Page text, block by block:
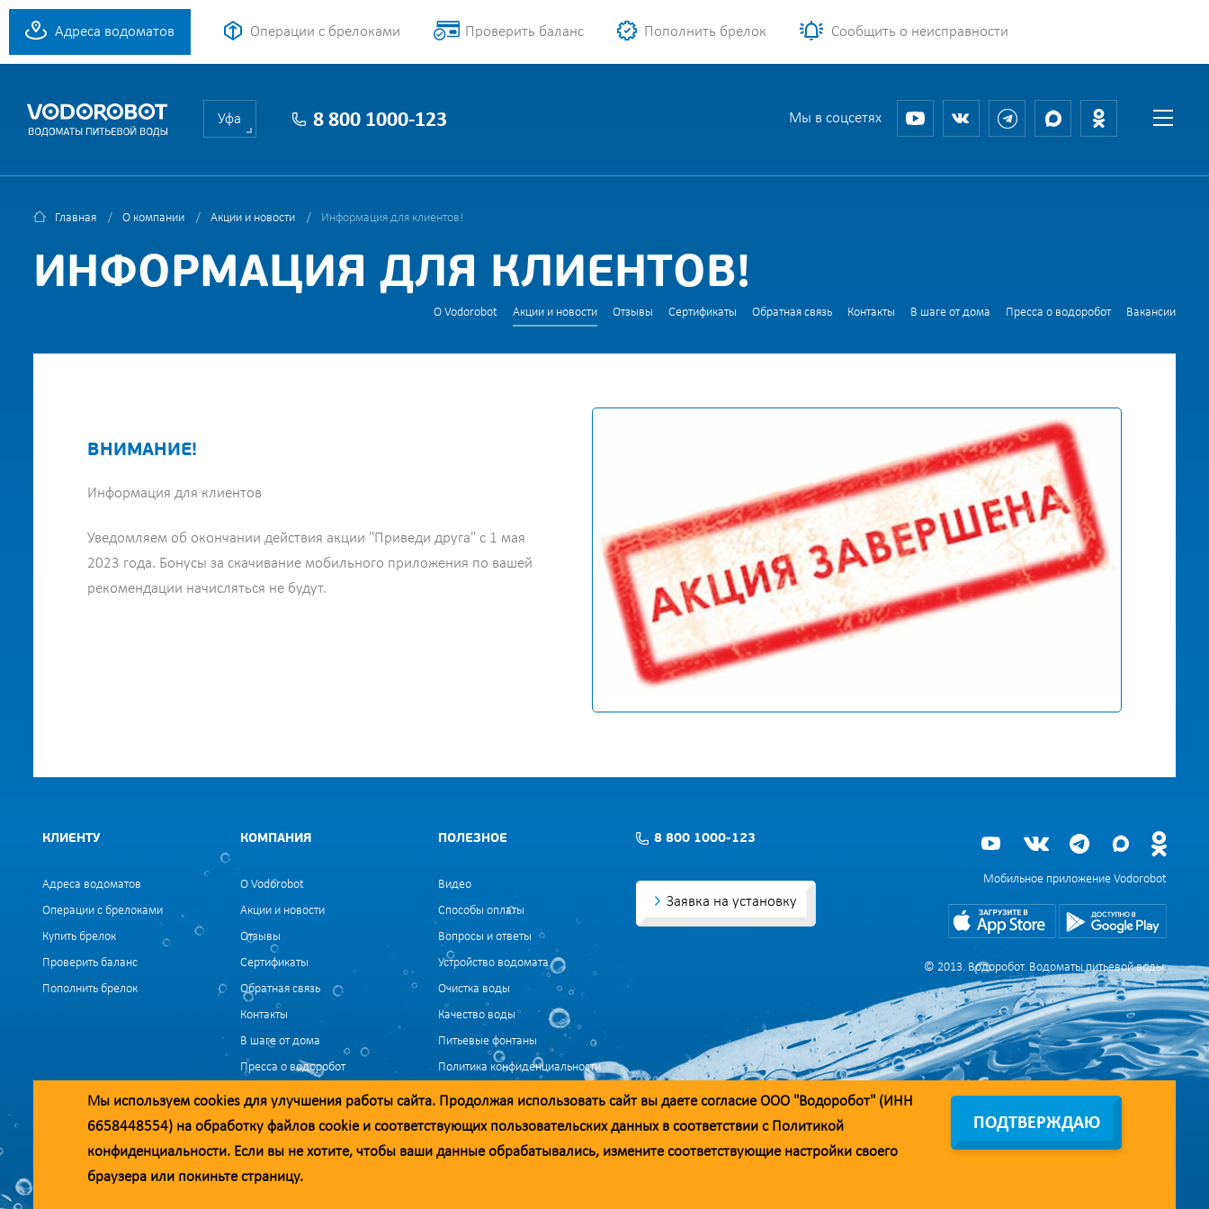
Адреса водоматов Операции с брелоками Проверить баланс Пополнить брелок Сообщить о неисправности
Уфа 8 800 1000-123 Мы в соцсетях
Главная О компании Акции и новости Информация для клиентов!
ИНФОРМАЦИЯ ДЛЯ КЛИЕНТОВ!
О Vodorobot Акции и новости Отзывы Сертификаты Обратная связь Контакты В шаге от дома Пресса о водоробот Вакансии
ВНИМАНИЕ!
Информация для клиентов
Уведомляем об окончании действия акции "Приведи друга" с 1 мая
2023 года. Бонусы за скачивание мобильного приложения по вашей
рекомендации начисляться не будут.
КЛИЕНТУ
Адреса водоматов
Операции с брелоками
Купить брелок
Проверить баланс
Пополнить брелок
КОМПАНИЯ
О Vodorobot
Акции и новости
Отзывы
Сертификаты
Обратная связь
Контакты
В шаге от дома
Пресса о водоробот
ПОЛЕЗНОЕ
Видео
Способы оплаты
Вопросы и ответы
Устройство водомата
Очистка воды
Качество воды
Питьевые фонтаны
Политика конфиденциальности
Согласие на обработку данных
Согласие на обработку данных для маркетинга
8 800 1000-123
Заявка на установку
Мобильное приложение Vodorobot
© 2013. Водоробот. Водоматы питьевой воды.
Уважаемые клиенты и партнёры!
Наша компания строит взаимодействие на принципах открытости и добросовестности. При необходимости вы можете отправить обращение на адрес линии доверия:
ПОДТВЕРЖДАЮ
Мы используем cookies для улучшения работы сайта. Продолжая использовать сайт вы даете согласие ООО "Водоробот" (ИНН
6658448554) на обработку файлов cookieи соответствующих пользовательских данных в соответствии с Политикой
конфиденциальности. Если вы не хотите, чтобы ваши данные обрабатывались, измените соответствующие настройки своего
браузера или покиньте страницу.